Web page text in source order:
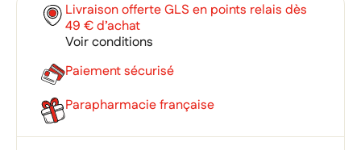
Livraison offerte GLS en points relais dès
49 € d’achat
Voir conditions
Paiement sécurisé
Parapharmacie française